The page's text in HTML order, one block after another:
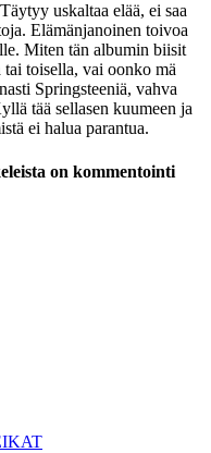
uskaltaa elää, ei saa
Elämänjanoinen toivoa
Miten tän albumin biisit
toisella, vai oonko mä
Springsteeniä, vahva
tää sellasen kuumeen ja
ei halua parantua.
on kommentointi